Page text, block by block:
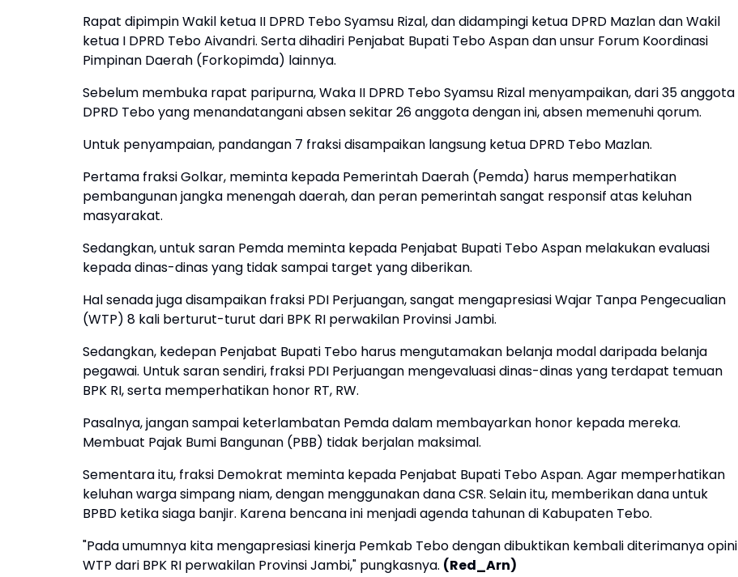
Rapat dipimpin Wakil ketua II DPRD Tebo Syamsu Rizal, dan didampingi ketua DPRD Mazlan dan Wakil
ketua I DPRD Tebo Aivandri. Serta dihadiri Penjabat Bupati Tebo Aspan dan unsur Forum Koordinasi
Pimpinan Daerah (Forkopimda) lainnya.
Sebelum membuka rapat paripurna, Waka II DPRD Tebo Syamsu Rizal menyampaikan, dari 35 anggota
DPRD Tebo yang menandatangani absen sekitar 26 anggota dengan ini, absen memenuhi qorum.
Untuk penyampaian, pandangan 7 fraksi disampaikan langsung ketua DPRD Tebo Mazlan.
Pertama fraksi Golkar, meminta kepada Pemerintah Daerah (Pemda) harus memperhatikan
pembangunan jangka menengah daerah, dan peran pemerintah sangat responsif atas keluhan
masyarakat.
Sedangkan, untuk saran Pemda meminta kepada Penjabat Bupati Tebo Aspan melakukan evaluasi
kepada dinas-dinas yang tidak sampai target yang diberikan.
Hal senada juga disampaikan fraksi PDI Perjuangan, sangat mengapresiasi Wajar Tanpa Pengecualian
(WTP) 8 kali berturut-turut dari BPK RI perwakilan Provinsi Jambi.
Sedangkan, kedepan Penjabat Bupati Tebo harus mengutamakan belanja modal daripada belanja
pegawai. Untuk saran sendiri, fraksi PDI Perjuangan mengevaluasi dinas-dinas yang terdapat temuan
BPK RI, serta memperhatikan honor RT, RW.
Pasalnya, jangan sampai keterlambatan Pemda dalam membayarkan honor kepada mereka.
Membuat Pajak Bumi Bangunan (PBB) tidak berjalan maksimal.
Sementara itu, fraksi Demokrat meminta kepada Penjabat Bupati Tebo Aspan. Agar memperhatikan
keluhan warga simpang niam, dengan menggunakan dana CSR. Selain itu, memberikan dana untuk
BPBD ketika siaga banjir. Karena bencana ini menjadi agenda tahunan di Kabupaten Tebo.
"Pada umumnya kita mengapresiasi kinerja Pemkab Tebo dengan dibuktikan kembali diterimanya opini
WTP dari BPK RI perwakilan Provinsi Jambi," pungkasnya. (Red_Arn)